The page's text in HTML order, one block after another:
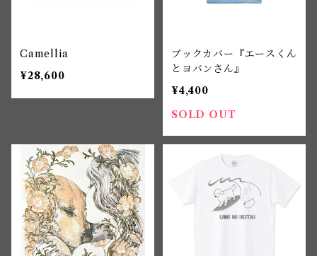
Camellia
¥28,600
ブックカバー『エースくん
とヨバンさん』
¥4,400
SOLD OUT